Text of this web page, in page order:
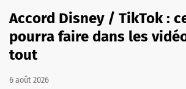
Accord Disney / TikTok :
pourra faire dans les
tout
6 août 2026